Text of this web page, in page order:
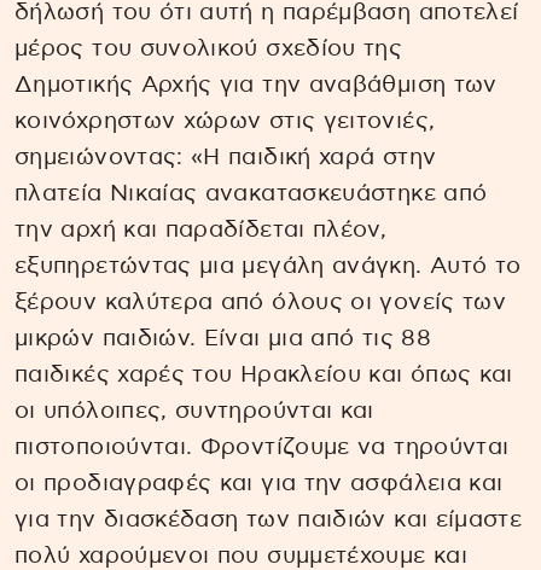
δήλωσή του ότι αυτή η παρέμβαση αποτελεί
μέρος του συνολικού σχεδίου της
Δημοτικής Αρχής για την αναβάθμιση των
κοινόχρηστων χώρων στις γειτονιές,
σημειώνοντας: «Η παιδική χαρά στην
πλατεία Νικαίας ανακατασκευάστηκε από
την αρχή και παραδίδεται πλέον,
εξυπηρετώντας μια μεγάλη ανάγκη. Αυτό το
ξέρουν καλύτερα από όλους οι γονείς των
μικρών παιδιών. Είναι μια από τις 88
παιδικές χαρές του Ηρακλείου και όπως και
οι υπόλοιπες, συντηρούνται και
πιστοποιούνται. Φροντίζουμε να τηρούνται
οι προδιαγραφές και για την ασφάλεια και
για την διασκέδαση των παιδιών και είμαστε
πολύ χαρούμενοι που συμμετέχουμε και